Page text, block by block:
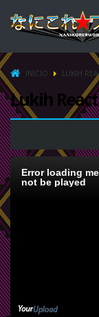
INICIO LUKIH
Lukih